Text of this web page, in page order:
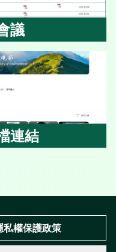
專案會議
議
直播存檔連結
連結
私權保護政策